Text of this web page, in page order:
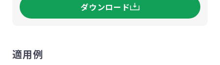
ダウンロード
適用例